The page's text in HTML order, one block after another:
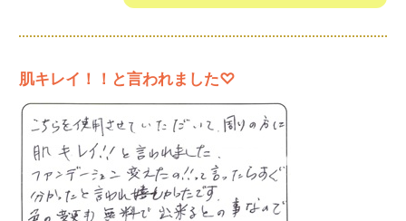
肌キレイ！！と言われました♡